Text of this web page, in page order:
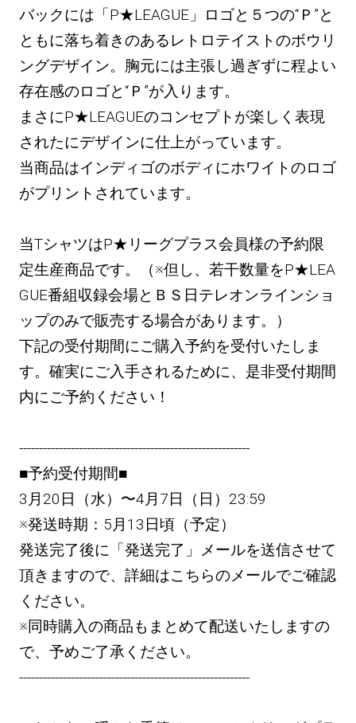
バックには「P★LEAGUE」ロゴと５つの“Ｐ”と
ともに落ち着きのあるレトロテイストのボウリ
ングデザイン。胸元には主張し過ぎずに程よい
存在感のロゴと“Ｐ”が入ります。
まさにP★LEAGUEのコンセプトが楽しく表現
されたにデザインに仕上がっています。
当商品はインディゴのボディにホワイトのロゴ
がプリントされています。
当TシャツはP★リーグプラス会員様の予約限
定生産商品です。（※但し、若干数量をP★LEA
GUE番組収録会場とＢＳ日テレオンラインショ
ップのみで販売する場合があります。）
下記の受付期間にご購入予約を受付いたしま
す。確実にご入手されるために、是非受付期間
内にご予約ください！
----------------------------------------------------------
■予約受付期間■
3月20日（水）〜4月7日（日）23:59
※発送時期：5月13日頃（予定）
発送完了後に「発送完了」メールを送信させて
頂きますので、詳細はこちらのメールでご確認
ください。
※同時購入の商品もまとめて配送いたしますの
で、予めご了承ください。
----------------------------------------------------------